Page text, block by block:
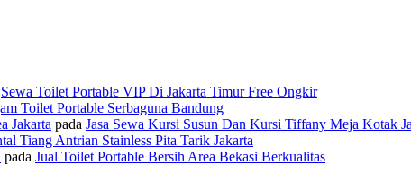
Sewa Toilet Portable VIP Di Jakarta Timur Free Ongkir
Toilet Portable Serbaguna Bandung
Jakarta pada Jasa Sewa Kursi Susun Dan Kursi Tiffany Meja Kotak
Tiang Antrian Stainless Pita Tarik Jakarta
pada Jual Toilet Portable Bersih Area Bekasi Berkualitas